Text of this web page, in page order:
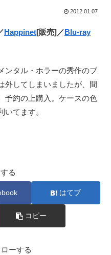
2012.01.07
Happinet[販売]／Blu-ray
ンタル・ホラーの秀作のブ
外してしまいましたが、間
予約の上購入。ケースの色
てます。
る
はてブ
コピー
ーする